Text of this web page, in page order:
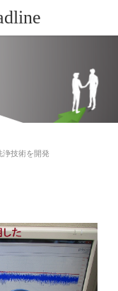
浄技術を開発